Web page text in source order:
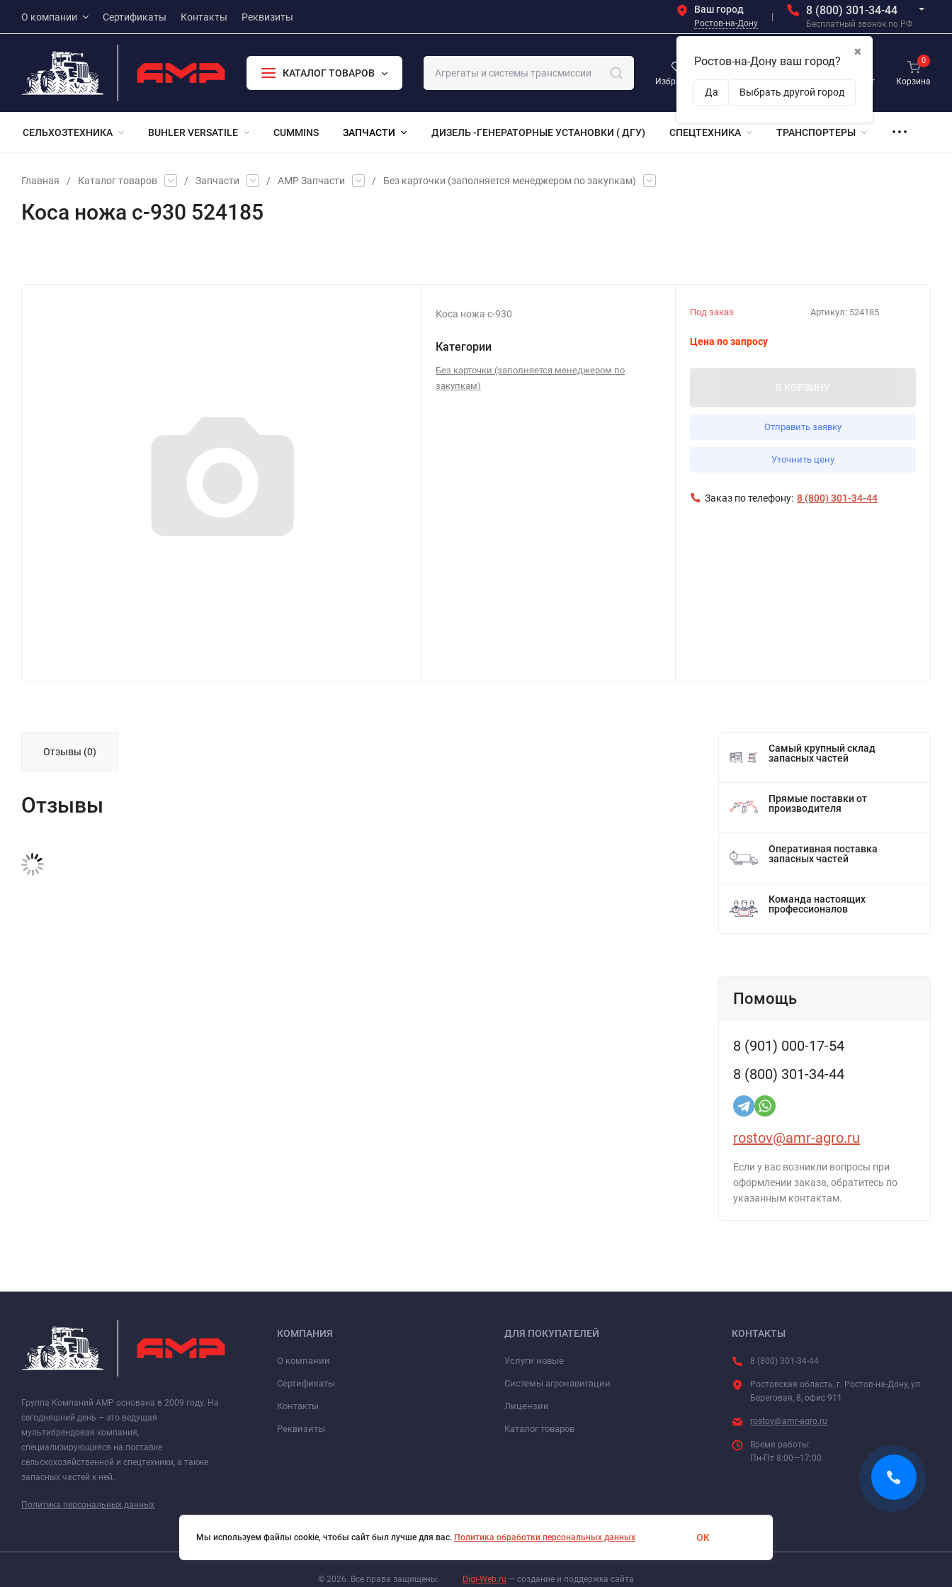
О компании Сертификаты Контакты Реквизиты
Ваш город
Ростов-на-Дону
✖
Ростов-на-Дону ваш город?
Да Выбрать другой город
8 (800) 301-34-44
Бесплатный звонок по РФ
КАТАЛОГ ТОВАРОВ
Избранное
0
Личный кабинет Корзина
0
СЕЛЬХОЗТЕХНИКА BUHLER VERSATILE CUMMINS ЗАПЧАСТИ ДИЗЕЛЬ -ГЕНЕРАТОРНЫЕ УСТАНОВКИ ( ДГУ) СПЕЦТЕХНИКА ТРАНСПОРТЕРЫ
Главная / Каталог товаров / Запчасти / АМР Запчасти / Без карточки (заполняется менеджером по закупкам)
Коса ножа c-930 524185
Коса ножа c-930
Категории
Без карточки (заполняется менеджером по
закупкам)
Артикул: 524185
Под заказ
Цена по запросу
В КОРЗИНУ
Отправить заявку
Уточнить цену
Заказ по телефону: 8 (800) 301-34-44
Отзывы (0)
Отзывы
Самый крупный склад
запасных частей
Прямые поставки от
производителя
Оперативная поставка
запасных частей
Команда настоящих
профессионалов
Помощь
8 (901) 000-17-54
8 (800) 301-34-44
rostov@amr-agro.ru
Если у вас возникли вопросы при
оформлении заказа, обратитесь по
указанным контактам.
Группа Компаний АМР основана в 2009 году. На
сегодняшний день – это ведущая
мультибрендовая компания,
специализирующаяся на поставке
сельскохозяйственной и спецтехники, а также
запасных частей к ней.
Политика персональных данных
КОМПАНИЯ
О компании
Сертификаты
Контакты
Реквизиты
ДЛЯ ПОКУПАТЕЛЕЙ
Услуги новые
Системы агронавигации
Лицензии
Каталог товаров
КОНТАКТЫ
8 (800) 301-34-44
Ростовская область, г. Ростов-на-Дону, ул.
Береговая, 8, офис 911
rostov@amr-agro.ru
Время работы:
Пн-Пт 8:00—17:00
© 2026. Все права защищены. Digi-Web.ru — создание и поддержка сайта
Мы используем файлы cookie, чтобы сайт был лучше для вас. Политика обработки персональных данных OK